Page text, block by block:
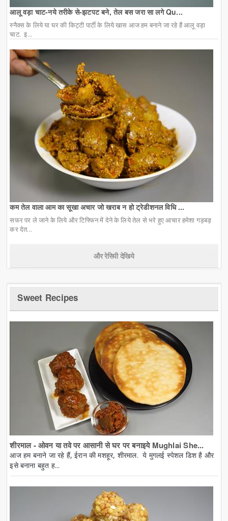
आलू वड़ा चाट-नये तरीके से-झटपट बने, तेल बस जरा सा लगे Qu...
स्नैक्स के लिये या घर की किट्टी पार्टी के लिये खास आज हम बनाने जा रहे हैं आलू वड़ा
चाट. इ...
कम तेल वाला आम का सूखा अचार जो खराब न हो ट्रेडीशनल विधि ...
सफर पर ले जाने के लिये और टिफ्फिन में देने के लिये तेल से भरे हुए आचार हमेशा गड़बड़
कर देत...
और रेसिपी देखिये
Sweet Recipes
शीरमाल - ओवन या तवे पर आसानी से घर पर बनाइये Mughlai She...
आज हम बनाने जा रहे हैं, ईरान की मशहूर, शीरमाल. ये मुगलई स्पेशल डिश है और
इसे बनाना बहुत ह...